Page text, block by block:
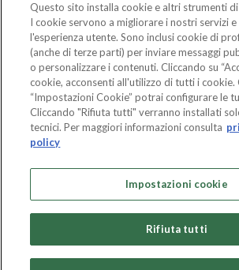
FAQ
Meeting ed eventi
Info
La nostra acqua
Mappa del Parco
Shop
Tariffe e orari
Privacy Policy|Condizioni di vendita|
Questo sito installa cookie e altri strumenti
I cookie servono a migliorare i nostri servizi
l'esperienza utente. Sono inclusi cookie di
(anche di terze parti) per inviare messaggi
o personalizzare i contenuti. Cliccando su
cookie, acconsenti all'utilizzo di tutti i cookie.
“Impostazioni Cookie” potrai configurare le
Cliccando "Rifiuta tutti" verranno installati
tecnici. Per maggiori informazioni consulta
policy
Impostazioni cookie
Rifiuta tutti